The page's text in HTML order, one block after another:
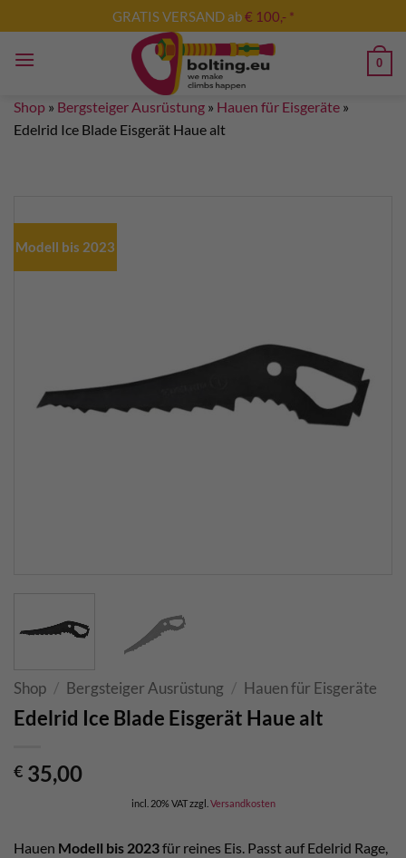
to
content
GRATIS VERSAND ab€ 100,- *
0
Shop » Bergsteiger Ausrüstung » Hauen für Eisgeräte »
Edelrid Ice Blade Eisgerät Haue alt
Modell bis 2023
Shop / Bergsteiger Ausrüstung / Hauen für Eisgeräte
Edelrid Ice Blade Eisgerät Haue alt
€ 35,00
incl. 20% VATzzgl. Versandkosten
Hauen Modell bis 2023für reines Eis. Passt auf Edelrid Rage,